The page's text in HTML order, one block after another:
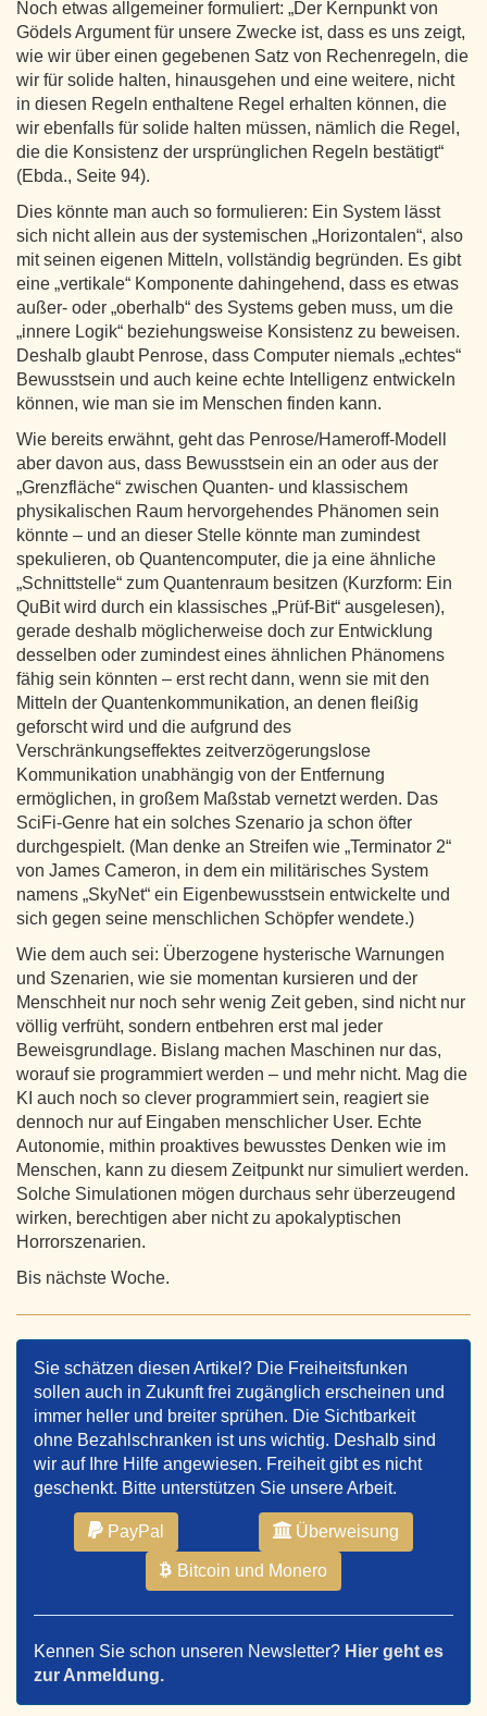
Noch etwas allgemeiner formuliert: „Der Kernpunkt von
Gödels Argument für unsere Zwecke ist, dass es uns zeigt,
wie wir über einen gegebenen Satz von Rechenregeln, die
wir für solide halten, hinausgehen und eine weitere, nicht
in diesen Regeln enthaltene Regel erhalten können, die
wir ebenfalls für solide halten müssen, nämlich die Regel,
die die Konsistenz der ursprünglichen Regeln bestätigt“
(Ebda., Seite 94).
Dies könnte man auch so formulieren: Ein System lässt
sich nicht allein aus der systemischen „Horizontalen“, also
mit seinen eigenen Mitteln, vollständig begründen. Es gibt
eine „vertikale“ Komponente dahingehend, dass es etwas
außer- oder „oberhalb“ des Systems geben muss, um die
„innere Logik“ beziehungsweise Konsistenz zu beweisen.
Deshalb glaubt Penrose, dass Computer niemals „echtes“
Bewusstsein und auch keine echte Intelligenz entwickeln
können, wie man sie im Menschen finden kann.
Wie bereits erwähnt, geht das Penrose/Hameroff-Modell
aber davon aus, dass Bewusstsein ein an oder aus der
„Grenzfläche“ zwischen Quanten- und klassischem
physikalischen Raum hervorgehendes Phänomen sein
könnte – und an dieser Stelle könnte man zumindest
spekulieren, ob Quantencomputer, die ja eine ähnliche
„Schnittstelle“ zum Quantenraum besitzen (Kurzform: Ein
QuBit wird durch ein klassisches „Prüf-Bit“ ausgelesen),
gerade deshalb möglicherweise doch zur Entwicklung
desselben oder zumindest eines ähnlichen Phänomens
fähig sein könnten – erst recht dann, wenn sie mit den
Mitteln der Quantenkommunikation, an denen fleißig
geforscht wird und die aufgrund des
Verschränkungseffektes zeitverzögerungslose
Kommunikation unabhängig von der Entfernung
ermöglichen, in großem Maßstab vernetzt werden. Das
SciFi-Genre hat ein solches Szenario ja schon öfter
durchgespielt. (Man denke an Streifen wie „Terminator 2“
von James Cameron, in dem ein militärisches System
namens „SkyNet“ ein Eigenbewusstsein entwickelte und
sich gegen seine menschlichen Schöpfer wendete.)
Wie dem auch sei: Überzogene hysterische Warnungen
und Szenarien, wie sie momentan kursieren und der
Menschheit nur noch sehr wenig Zeit geben, sind nicht nur
völlig verfrüht, sondern entbehren erst mal jeder
Beweisgrundlage. Bislang machen Maschinen nur das,
worauf sie programmiert werden – und mehr nicht. Mag die
KI auch noch so clever programmiert sein, reagiert sie
dennoch nur auf Eingaben menschlicher User. Echte
Autonomie, mithin proaktives bewusstes Denken wie im
Menschen, kann zu diesem Zeitpunkt nur simuliert werden.
Solche Simulationen mögen durchaus sehr überzeugend
wirken, berechtigen aber nicht zu apokalyptischen
Horrorszenarien.
Bis nächste Woche.
Sie schätzen diesen Artikel? Die Freiheitsfunken
sollen auch in Zukunft frei zugänglich erscheinen und
immer heller und breiter sprühen. Die Sichtbarkeit
ohne Bezahlschranken ist uns wichtig. Deshalb sind
wir auf Ihre Hilfe angewiesen. Freiheit gibt es nicht
geschenkt. Bitte unterstützen Sie unsere Arbeit.
PayPal Überweisung
Bitcoin und Monero
Kennen Sie schon unseren Newsletter? Hier geht es
zur Anmeldung.